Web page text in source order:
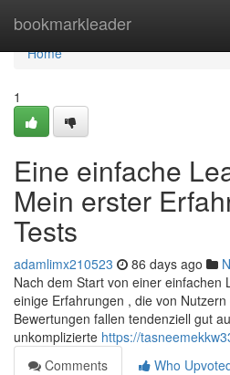
bookmarkleader
Home
Home
1
Eine einfache
Mein erster
Tests
adamlimx210523 86 days ago
Nach dem Start von einer einfachen
einige Erfahrungen , die von
Bewertungen fallen tendenziell gut
unkomplizierte https://
Comments
Who